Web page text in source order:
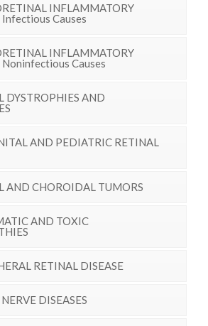
INFLAMMATORY
Infectious Causes
INFLAMMATORY
Noninfectious Causes
DYSTROPHIES AND
AND PEDIATRIC RETINAL
AND CHOROIDAL TUMORS
AND TOXIC
RETINAL DISEASE
DISEASES